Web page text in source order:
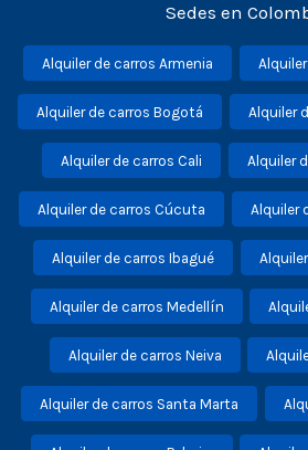
Sedes en
Alquiler de carros Armenia
Alquiler de carros Bogotá Alquiler
Alquiler de carros Cali Alquiler
Alquiler de carros Cúcuta Alquiler
Alquiler de carros Ibagué
Alquiler de carros Medellín
Alquiler de carros Neiva
Alquiler de carros Santa Marta